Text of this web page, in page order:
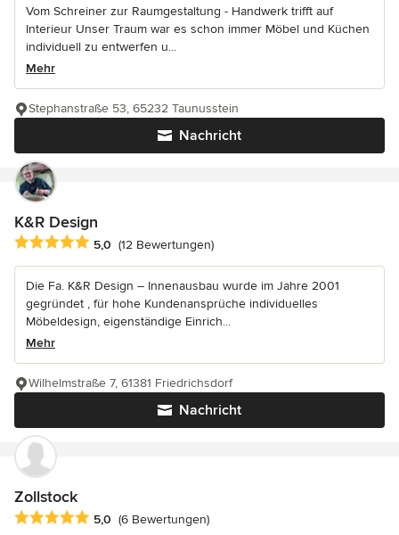
Vom Schreiner zur Raumgestaltung - Handwerk trifft auf
Interieur Unser Traum war es schon immer Möbel und Küchen
individuell zu entwerfen u...
Mehr
Nachricht
Stephanstraße 53, 65232 Taunusstein
K&R Design
Durchschnittliche Bewertung: 5 von 5 Sternen
5,0 (12 Bewertungen)
Die Fa. K&R Design – Innenausbau wurde im Jahre 2001
gegründet , für hohe Kundenansprüche individuelles
Möbeldesign, eigenständige Einrich...
Mehr
Nachricht
Wilhelmstraße 7, 61381 Friedrichsdorf
Zollstock
Durchschnittliche Bewertung: 5 von 5 Sternen
5,0 (6 Bewertungen)